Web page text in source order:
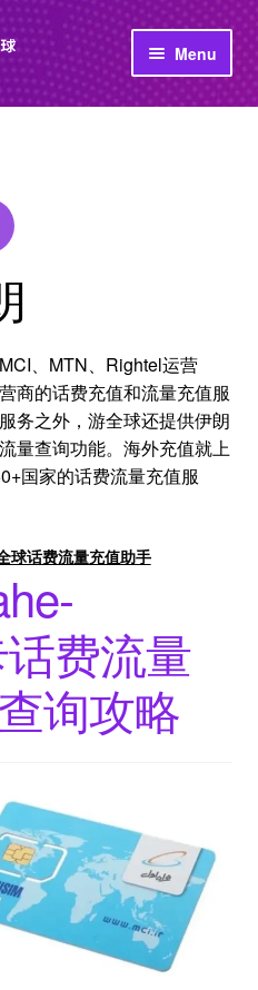
Menu
、MTN、Rightel运营
商的话费充值和流量充值服
务之外，游全球还提供伊朗
量查询功能。海外充值就上
国家的话费流量充值服
球话费流量充值助手
费流量
询攻略